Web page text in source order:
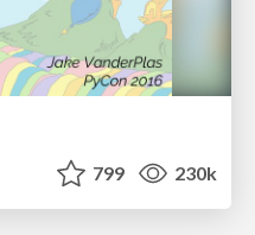
799 230k